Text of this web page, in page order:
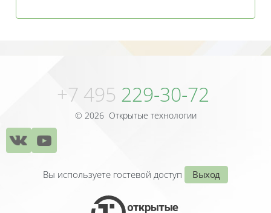
+7 495 229-30-72
© 2026 Открытые технологии
Вы используете гостевой доступ Выход